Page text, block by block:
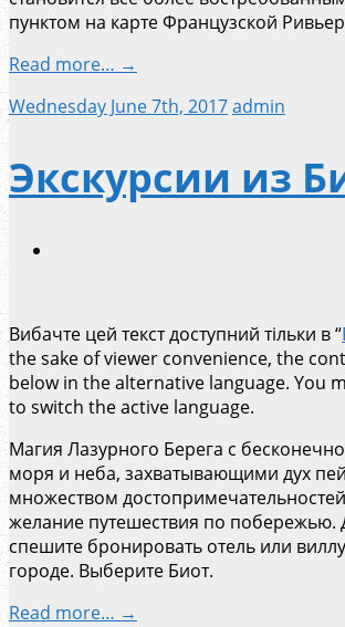
пунктом на карте Французской
Read more… →
Wednesday June 7th, 2017admin
Экскурсии из
Вибачте цей текст доступний тільки в “
the sake of viewer convenience, the
below in the alternative language. You
to switch the active language.
Магия Лазурного Берега с
моря и неба, захватывающими дух
множеством
желание путешествия по побережью.
спешите бронировать отель или
городе. Выберите Биот.
Read more… →